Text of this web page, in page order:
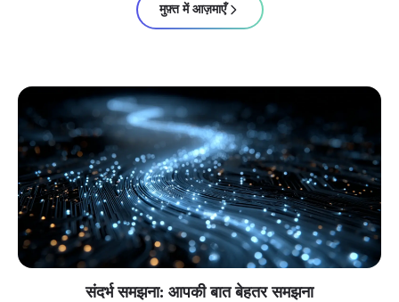
मुफ़्त में आज़माएँ
संदर्भ समझना: आपकी बात बेहतर समझना